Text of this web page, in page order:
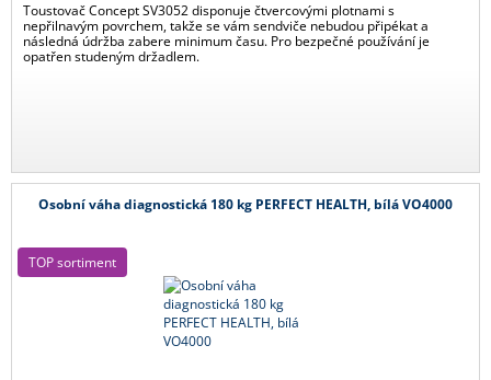
Toustovač Concept SV3052 disponuje čtvercovými plotnami s
nepřilnavým povrchem, takže se vám sendviče nebudou připékat a
následná údržba zabere minimum času. Pro bezpečné používání je
opatřen studeným držadlem.
Osobní váha diagnostická 180 kg PERFECT HEALTH, bílá VO4000
TOP sortiment